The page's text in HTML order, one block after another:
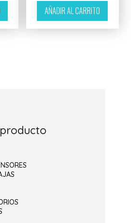
AÑADIR AL CARRITO